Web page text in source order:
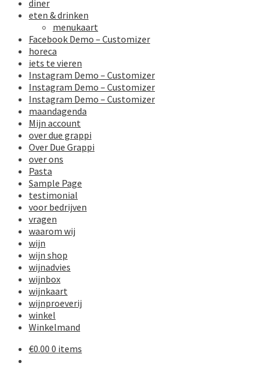
diner
eten & drinken
menukaart
Facebook Demo – Customizer
horeca
iets te vieren
Instagram Demo – Customizer
Instagram Demo – Customizer
Instagram Demo – Customizer
maandagenda
Mijn account
over due grappi
Over Due Grappi
over ons
Pasta
Sample Page
testimonial
voor bedrijven
vragen
waarom wij
wijn
wijn shop
wijnadvies
wijnbox
wijnkaart
wijnproeverij
winkel
Winkelmand
€0.00 0 items